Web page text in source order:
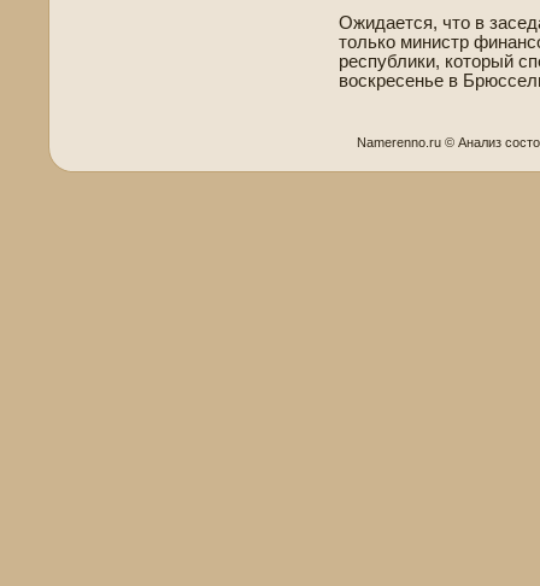
Ожидается, что в
только министр
республики, который
воскресенье в
Namerenno.ru © Анализ